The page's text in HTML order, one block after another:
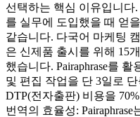
선택하는 핵심 이유입니다.
를 실무에 도입했을 때 얻
같습니다. 다국어 마케팅
은 신제품 출시를 위해 15
했습니다. Pairaphrase를
및 편집 작업을 단 3일로
DTP(전자출판) 비용을
번역의 효율성: